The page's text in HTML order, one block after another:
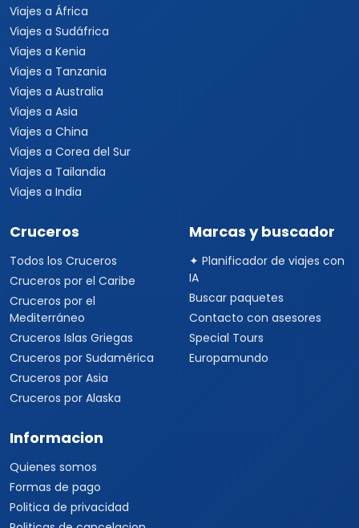
Viajes a África
Viajes a Sudáfrica
Viajes a Kenia
Viajes a Tanzania
Viajes a Australia
Viajes a Asia
Viajes a China
Viajes a Corea del Sur
Viajes a Tailandia
Viajes a India
Cruceros
Todos los Cruceros
Cruceros por el Caribe
Cruceros por el
Mediterráneo
Cruceros Islas Griegas
Cruceros por Sudamérica
Cruceros por Asia
Cruceros por Alaska
Marcas y buscador
✦ Planificador de viajes con
IA
Buscar paquetes
Contacto con asesores
Special Tours
Europamundo
Informacion
Quienes somos
Formas de pago
Politica de privacidad